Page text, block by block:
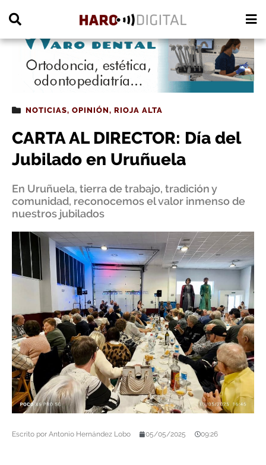
NOTICIAS, OPINIÓN, RIOJA ALTA
CARTA AL DIRECTOR: Día del
Jubilado en Uruñuela
En Uruñuela, tierra de trabajo, tradición y
comunidad, reconocemos el valor inmenso de
nuestros jubilados
Escrito por Antonio Hernández Lobo 05/05/2025 09:26